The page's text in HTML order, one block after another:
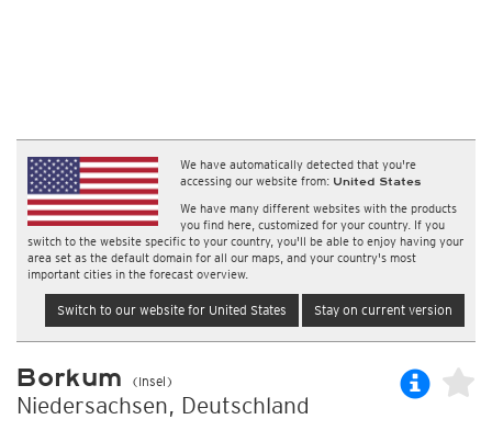
We have automatically detected that you're
accessing our website from: United States
We have many different websites with the products
you find here, customized for your country. If you
switch to the website specific to your country, you'll be able to enjoy having your
area set as the default domain for all our maps, and your country's most
important cities in the forecast overview.
Switch to our website for United States Stay on current version
Borkum (Insel)
Niedersachsen, Deutschland